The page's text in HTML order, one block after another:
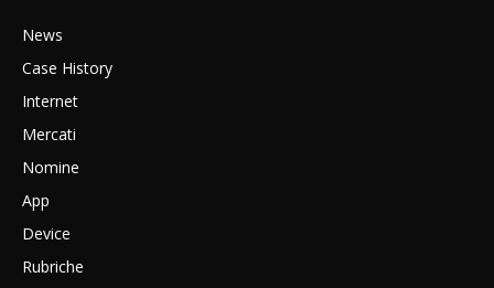
News
Case History
Internet
Mercati
Nomine
App
Device
Rubriche